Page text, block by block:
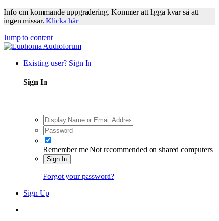
Info om kommande uppgradering. Kommer att ligga kvar så att
ingen missar. Klicka här
Jump to content
Existing user? Sign In
Sign In
Remember me Not recommended on shared computers
Sign In
Forgot your password?
Sign Up